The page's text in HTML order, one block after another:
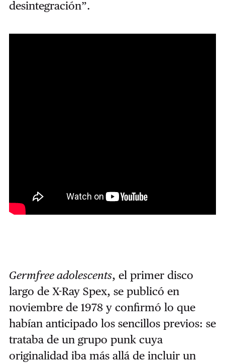
desintegración”.
Germfree adolescents, el primer disco
largo de X-Ray Spex, se publicó en
noviembre de 1978 y confirmó lo que
habían anticipado los sencillos previos: se
trataba de un grupo punk cuya
originalidad iba más allá de incluir un